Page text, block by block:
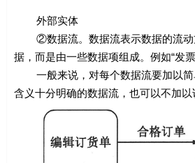
外部实体
②数据流。数据流表示数据的流动方
据，而是由一些数据项组成。例如“发
一般来说，对每个数据流要加以简
含义十分明确的数据流，也可以不加以